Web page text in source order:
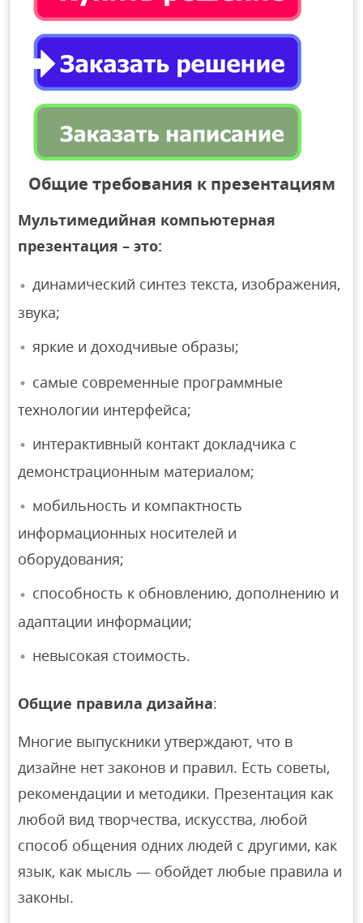
Общие требования к презентациям
Мультимедийная компьютерная
презентация – это:
динамический синтез текста, изображения,
звука;
яркие и доходчивые образы;
самые современные программные
технологии интерфейса;
интерактивный контакт докладчика с
демонстрационным материалом;
мобильность и компактность
информационных носителей и
оборудования;
способность к обновлению, дополнению и
адаптации информации;
невысокая стоимость.
Общие правила дизайна:
Многие выпускники утверждают, что в
дизайне нет законов и правил. Есть советы,
рекомендации и методики. Презентация как
любой вид творчества, искусства, любой
способ общения одних людей с другими, как
язык, как мысль — обойдет любые правила и
законы.